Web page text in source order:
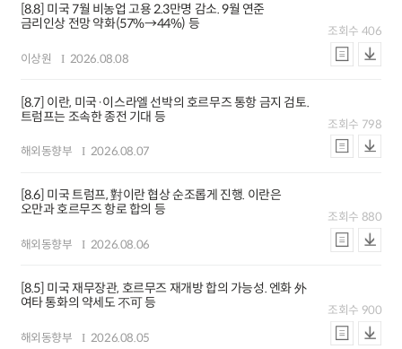
[8.8] 미국 7월 비농업 고용 2.3만명 감소. 9월 연준
금리인상 전망 약화(57%→44%) 등
조회수 406
이상원
2026.08.08
[8.7] 이란, 미국·이스라엘 선박의 호르무즈 통항 금지 검토.
트럼프는 조속한 종전 기대 등
조회수 798
해외동향부
2026.08.07
[8.6] 미국 트럼프, 對이란 협상 순조롭게 진행. 이란은
오만과 호르무즈 항로 합의 등
조회수 880
해외동향부
2026.08.06
[8.5] 미국 재무장관, 호르무즈 재개방 합의 가능성. 엔화 外
여타 통화의 약세도 不可 등
조회수 900
해외동향부
2026.08.05